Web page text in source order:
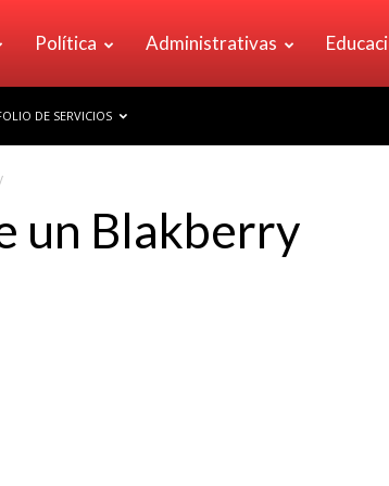
Política Administrativas
DE SERVICIOS
un Blakberry